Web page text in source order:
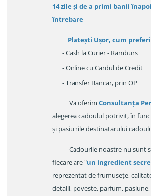
14 zileși de a primi banii
întrebare
Platești Ușor, cum preferi
- Cash la Curier - Ramburs
- Online cu Cardul de Credit
- Transfer Bancar, prin OP
Va oferim Consultanța
alegerea cadoulul potrivit, în
și pasiunile destinatarului
Cadourile noastre nu sunt
fiecare are "un ingredient
reprezentat de frumusețe,
detalii, poveste, parfum,